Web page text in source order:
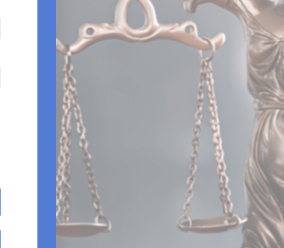
REENVIAR
Edifício Centro Empresarial Varig | Setor SCN -
Bloco B - Sala 903 |Brasília – DF - CEP